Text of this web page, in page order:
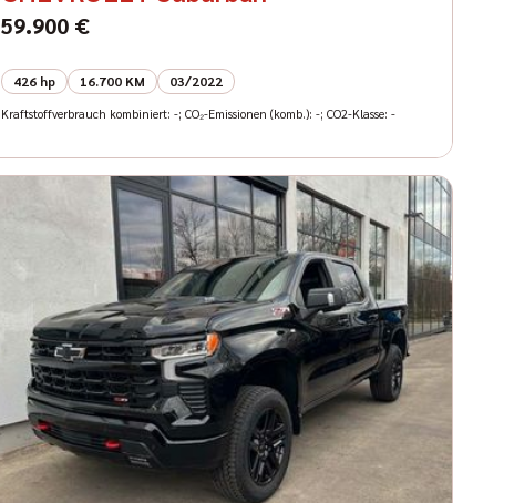
59.900 €
426 hp 16.700 KM 03/2022
Kraftstoffverbrauch kombiniert: -; CO₂-Emissionen (komb.): -; CO2-Klasse: -